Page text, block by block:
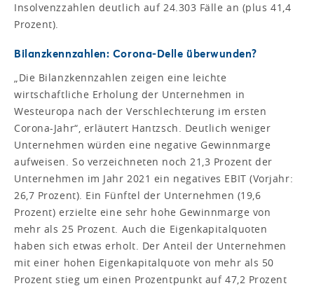
Insolvenzzahlen deutlich auf 24.303 Fälle an (plus 41,4
Prozent).
Bilanzkennzahlen: Corona-Delle überwunden?
„Die Bilanzkennzahlen zeigen eine leichte
wirtschaftliche Erholung der Unternehmen in
Westeuropa nach der Verschlechterung im ersten
Corona-Jahr“, erläutert Hantzsch. Deutlich weniger
Unternehmen würden eine negative Gewinnmarge
aufweisen. So verzeichneten noch 21,3 Prozent der
Unternehmen im Jahr 2021 ein negatives EBIT (Vorjahr:
26,7 Prozent). Ein Fünftel der Unternehmen (19,6
Prozent) erzielte eine sehr hohe Gewinnmarge von
mehr als 25 Prozent. Auch die Eigenkapitalquoten
haben sich etwas erholt. Der Anteil der Unternehmen
mit einer hohen Eigenkapitalquote von mehr als 50
Prozent stieg um einen Prozentpunkt auf 47,2 Prozent